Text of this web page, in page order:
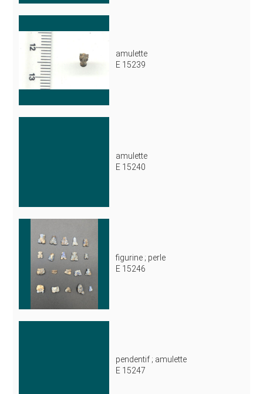
amulette
E 15239
amulette
E 15240
figurine ; perle
E 15246
pendentif ; amulette
E 15247